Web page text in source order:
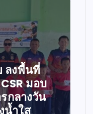
ลงพื้นที่
มอบ
กลางวัน
น้ำใส